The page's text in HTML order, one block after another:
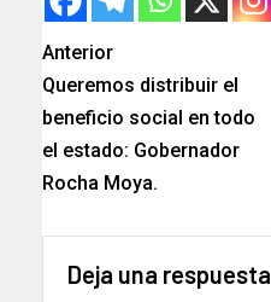
Anterior
Queremos distribuir el
beneficio social en todo
el estado: Gobernador
Rocha Moya.
Deja una respuesta